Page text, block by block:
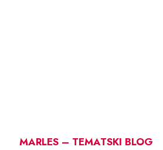
MARLES – TEMATSKI BLOG